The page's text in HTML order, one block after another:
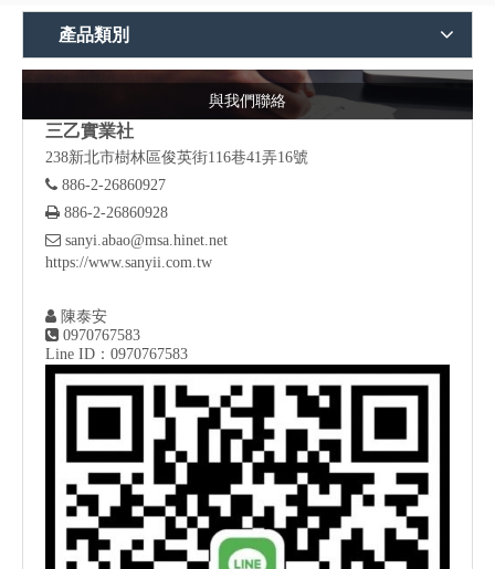
產品類別
與我們聯絡
三乙實業社
238新北市樹林區俊英街116巷41弄16號
 886-2-26860927
 886-2-26860928
 sanyi.abao@msa.hinet.net
https://www.sanyii.com.tw
 陳泰安
 0970767583
Line ID：0970767583